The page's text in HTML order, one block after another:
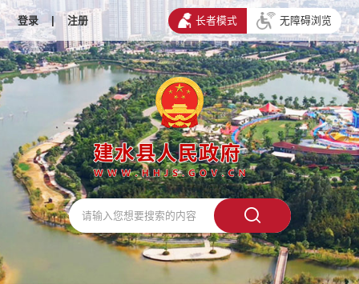
登录 | 注册 长者模式 无障碍浏览